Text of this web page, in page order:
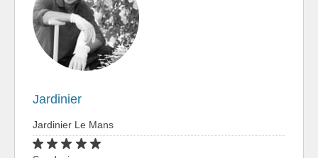
Jardinier
Jardinier Le Mans